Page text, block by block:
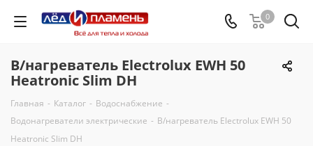
0
В/нагреватель Electrolux EWH 50
Heatronic Slim DH
Главная - Каталог - Водоснабжение -
Водонагреватели электрические - В/нагреватель Electrolux EWH 50
Heatronic Slim DH